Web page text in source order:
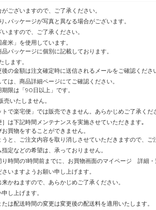
ございますので、ご了承ください。
パッケージが写真と異なる場合がございます。
ますので、ご了承ください。
米」を使用しています。
パッケージに個別に記載しております。
ます。
の金額は注文確定時に送信されるメールをご確認くださ
は、商品詳細ページにてご確認ください。
限は「90日以上」です。
いたしません。
で楽宅便」では販売できません。あらかじめご了承くだ
は下記時間メンテナンスを実施させていただきます｡
買物をすることができません。
と、ご注文内容を取り消しさせていただきますので、ご
定などの希望は、承っておりません。
時間の1時間前までに、お買物画面のマイページ 詳細
いますようお願い申し上げます。
かねますので、あらかじめご了承ください。
し上げます。
は配送時間の変更は変更後の配送料を適用いたします。